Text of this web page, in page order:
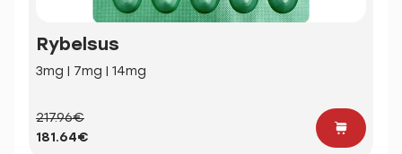
Rybelsus
3mg | 7mg | 14mg
217.96€
181.64€